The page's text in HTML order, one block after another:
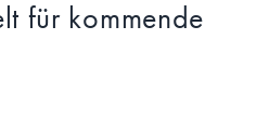
für kommende